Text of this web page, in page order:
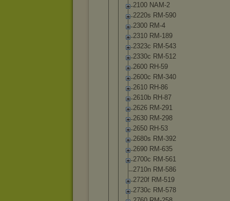
2100 NAM-2
2220s RM-590
2300 RM-4
2310 RM-189
2323c RM-543
2330c RM-512
2600 RH-59
2600c RM-340
2610 RH-86
2610b RH-87
2626 RM-291
2630 RM-298
2650 RH-53
2680s RM-392
2690 RM-635
2700c RM-561
2710n RM-586
2720f RM-519
2730c RM-578